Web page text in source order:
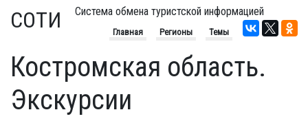
СОТИ Система обмена туристской информацией
Главная Регионы Темы
Костромская область.
Экскурсии